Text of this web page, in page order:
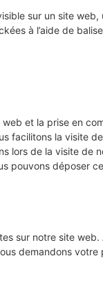
sur un site web,
à l’aide de
et la prise en
facilitons la visite
lors de la visite de
pouvons déposer
sur notre site
demandons votre